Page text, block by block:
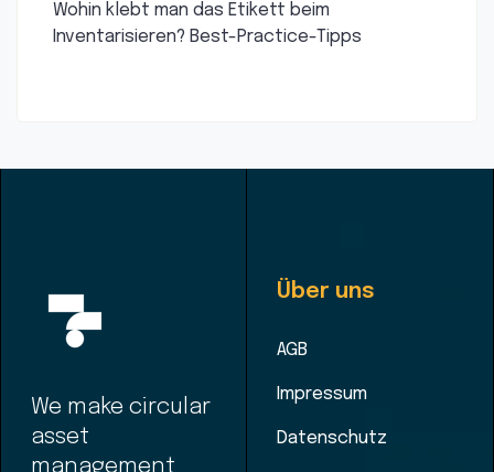
Wohin klebt man das Etikett beim
Inventarisieren? Best-Practice-Tipps
We make circular
asset
management
Über uns
AGB
Impressum
Datenschutz